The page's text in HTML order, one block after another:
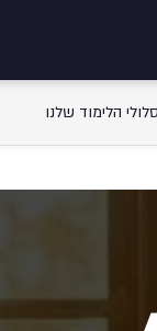
הלימוד שלנו